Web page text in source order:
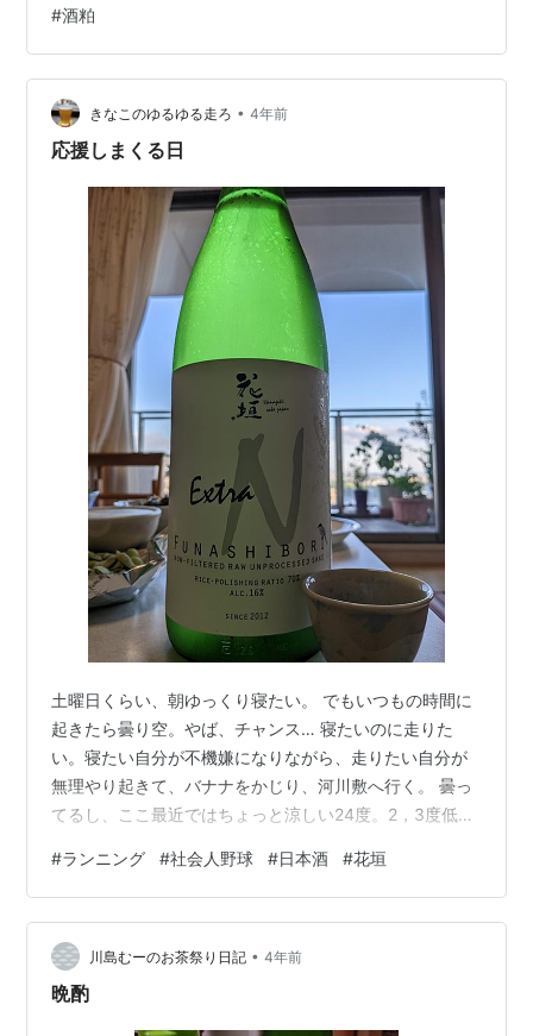
#酒粕
きなこのゆるゆる走ろ • 4年前
応援しまくる日
土曜日くらい、朝ゆっくり寝たい。 でもいつもの時間に
起きたら曇り空。やば、チャンス… 寝たいのに走りた
い。寝たい自分が不機嫌になりながら、走りたい自分が
無理やり起きて、バナナをかじり、河川敷へ行く。 曇っ
てるし、ここ最近ではちょっと涼しい24度。2，3度低い
チャレンジ！ 前回は1kmを6分以内でと思って走ったけ
ど、時計見て、タイム気にすると変な力がはいって、す
ごく疲れる。上半身もがちがちになってたな～との反省
から、今日は時計みません大作戦。きもちよくちょっと
頑張る感じで行こう。 作戦成功！先週より気持ちよく、
#ランニング #社会人野球 #日本酒 #花垣
川島むーのお茶祭り日記 • 4年前
晩酌